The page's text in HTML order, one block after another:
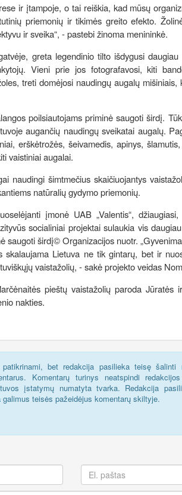
ir įtampoje, o tai reiškia, kad mūsų
priemonių ir tikimės greito efekto.
ir sveika“, - pastebi žinoma menininkė.
greta legendinio tilto išdygusi
Vieni prie jos fotografavosi, kiti
treti domėjosi naudingų augalų
poilsiautojams priminė saugoti širdį.
augančių naudingų sveikatai augalų.
erškėtrožės, šeivamedis, apinys,
vaistiniai augalai.
naudingi šimtmečius skaičiuojantys
natūralių gydymo priemonių.
įmonė UAB „Valentis“,
socialiniai projektai sulaukia vis
saugoti širdį© Organizacijos nuotr.
Lietuva ne tik gintarų, bet ir
vaistažolių, - sakė projekto veidas
pieštų vaistažolių paroda Jūratės
nakties.
bet redakcija pasilieka teisę šalinti
Komentarų turinys neatspindi
įstatymų numatyta tvarka. Redakcija
teisės pažeidėjus komentarų skiltyje.